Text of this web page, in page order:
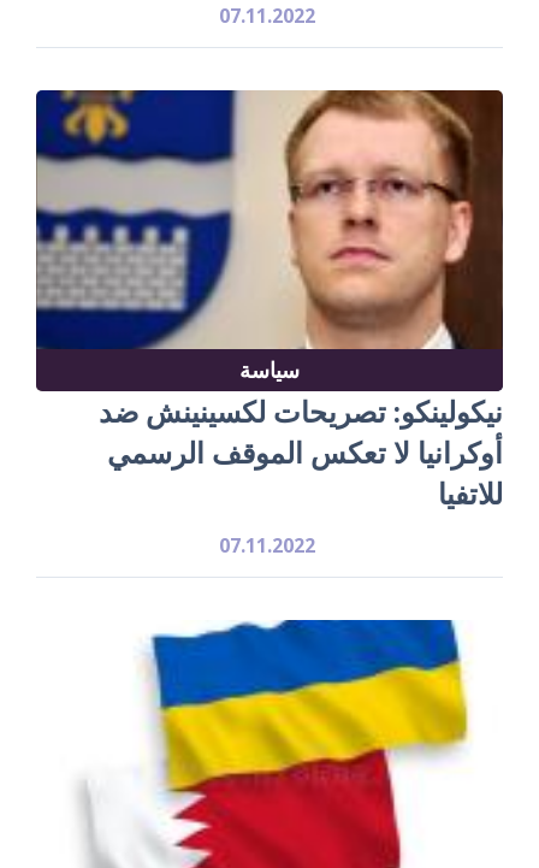
07.11.2022
سياسة
نيكولينكو: تصريحات لكسينينش ضد
أوكرانيا لا تعكس الموقف الرسمي
للاتفيا
07.11.2022